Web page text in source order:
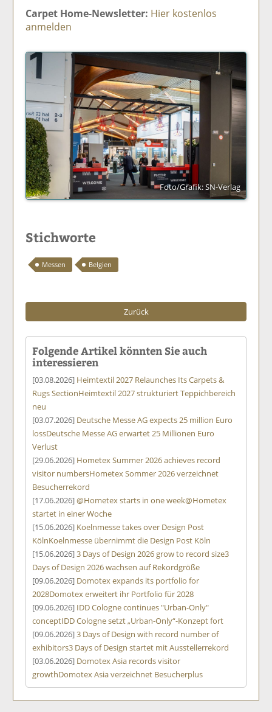
Carpet Home-Newsletter: Hier kostenlos
anmelden
Foto/Grafik: SN-Verlag
Stichworte
Messen Belgien
Zurück
Folgende Artikel könnten Sie auch
interessieren
[03.08.2026] Heimtextil 2027 Relaunches Its Carpets &
Rugs SectionHeimtextil 2027 strukturiert Teppichbereich
neu
[03.07.2026] Deutsche Messe AG expects 25 million Euro
lossDeutsche Messe AG erwartet 25 Millionen Euro
Verlust
[29.06.2026] Hometex Summer 2026 achieves record
visitor numbersHometex Sommer 2026 verzeichnet
Besucherrekord
[17.06.2026]@Hometex starts in one week@Hometex
startet in einer Woche
[15.06.2026] Koelnmesse takes over Design Post
KölnKoelnmesse übernimmt die Design Post Köln
[15.06.2026]3 Days of Design 2026 grow to record size3
Days of Design 2026 wachsen auf Rekordgröße
[09.06.2026] Domotex expands its portfolio for
2028Domotex erweitert ihr Portfolio für 2028
[09.06.2026] IDD Cologne continues "Urban-Only"
conceptIDD Cologne setzt „Urban-Only“-Konzept fort
[09.06.2026]3 Days of Design with record number of
exhibitors3 Days of Design startet mit Ausstellerrekord
[03.06.2026] Domotex Asia records visitor
growthDomotex Asia verzeichnet Besucherplus